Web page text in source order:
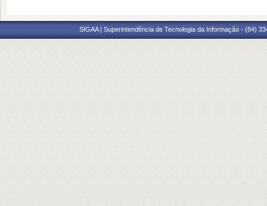
SIGAA | Superintendência de Tecnologia da Informação - (84)